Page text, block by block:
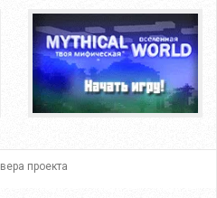
проекта